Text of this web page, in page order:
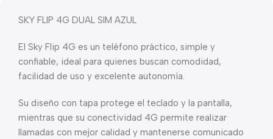
SKY FLIP 4G DUAL SIM AZUL
El Sky Flip 4G es un teléfono práctico, simple y
confiable, ideal para quienes buscan comodidad,
facilidad de uso y excelente autonomía.
Su diseño con tapa protege el teclado y la pantalla,
mientras que su conectividad 4G permite realizar
llamadas con mejor calidad y mantenerse comunicado